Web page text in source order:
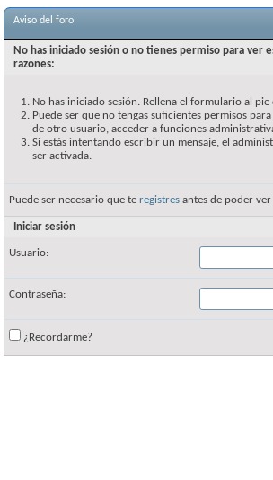
Aviso del foro
No has iniciado sesión o no tienes permiso para ver
razones:
No has iniciado sesión. Rellena el formulario al
Puede ser que no tengas suficientes permisos
de otro usuario, acceder a funciones
Si estás intentando escribir un mensaje, el
ser activada.
Puede ser necesario que te registres antes de poder ver
Iniciar sesión
Usuario:
Contraseña:
¿Recordarme?